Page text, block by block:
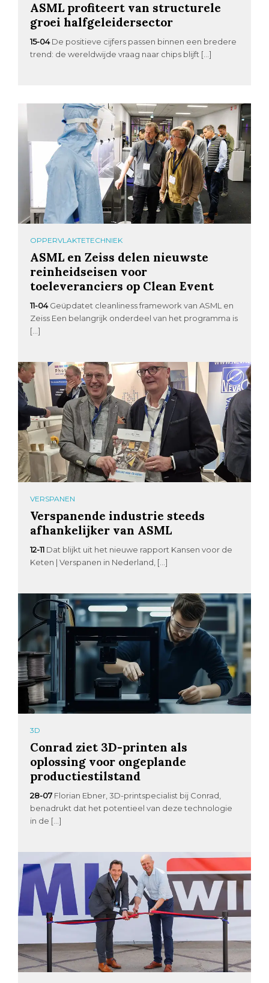
ASML profiteert van structurele
groei halfgeleidersector
15-04 De positieve cijfers passen binnen een bredere
trend: de wereldwijde vraag naar chips blijft […]
OPPERVLAKTETECHNIEK
ASML en Zeiss delen nieuwste
reinheidseisen voor
toeleveranciers op Clean Event
11-04 Geüpdatet cleanliness framework van ASML en
Zeiss Een belangrijk onderdeel van het programma is
[…]
VERSPANEN
Verspanende industrie steeds
afhankelijker van ASML
12-11 Dat blijkt uit het nieuwe rapport Kansen voor de
Keten | Verspanen in Nederland, […]
3D
Conrad ziet 3D-printen als
oplossing voor ongeplande
productiestilstand
28-07 Florian Ebner, 3D-printspecialist bij Conrad,
benadrukt dat het potentieel van deze technologie
in de […]